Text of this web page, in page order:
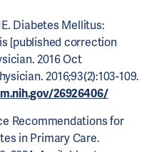
Diabetes Mellitus:
[published correction
2016 Oct
2016;93(2):103-109.
26926406/
Recommendations for
in Primary Care.